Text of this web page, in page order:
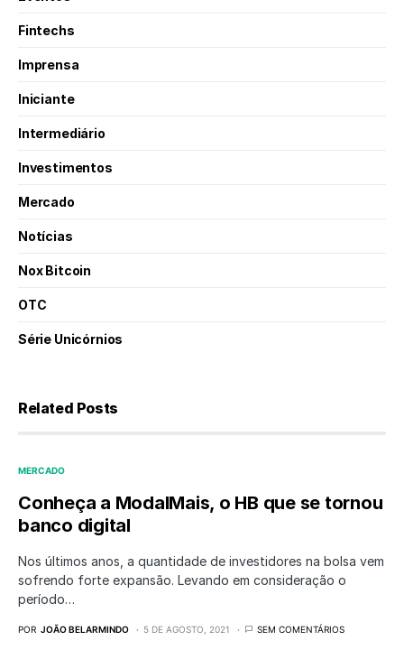
Fintechs
Imprensa
Iniciante
Intermediário
Investimentos
Mercado
Notícias
Nox Bitcoin
OTC
Série Unicórnios
Related Posts
MERCADO
Conheça a ModalMais, o HB que se tornou
banco digital
Nos últimos anos, a quantidade de investidores na bolsa vem
sofrendo forte expansão. Levando em consideração o
período…
POR JOÃO BELARMINDO 5 DE AGOSTO, 2021 SEM COMENTÁRIOS